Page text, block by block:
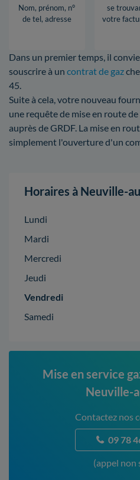
Nom, prénom, n°
de tel, adresse
se
votre
Dans un premier temps, il
souscrire à un contrat de gaz
45.
Suite à cela, votre nouveau
une requête de mise en route
auprès de GRDF. La mise en
simplement l'ouverture d'un
Horaires à Neuville-
Lundi
Mardi
Mercredi
Jeudi
Vendredi
Samedi
Mise en service
Neuville-
Contactez nos
09 78
(appel non